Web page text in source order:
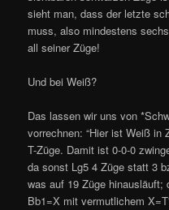
sieht man, dass der letzte
muss, also mindestens
all seiner Züge!
Und bei Weiß?
Das lassen wir uns von
vorrechnen: “Hier ist Weiß in
T-Züge. Damit ist 0-0-0
da sonst Lg5 4 Züge statt 3
was auf 19 Züge
Bb1=X mit vermutlichem